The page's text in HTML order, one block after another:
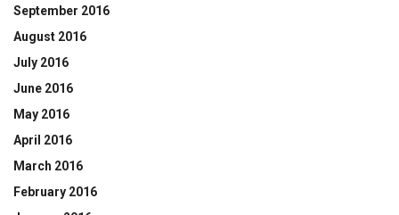
September 2016
August 2016
July 2016
June 2016
May 2016
April 2016
March 2016
February 2016